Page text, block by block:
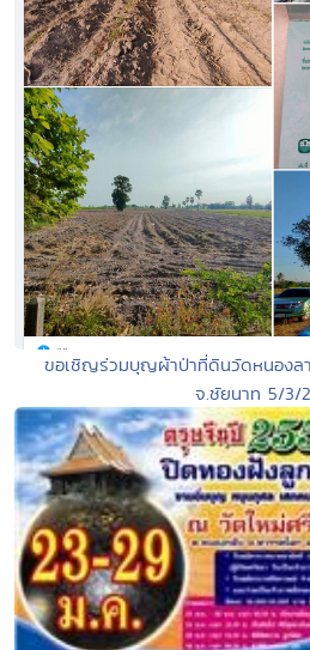
ขอเชิญร่วมบุญผ้าป่าที่ดินวัดหนองล
จ.ชัยนาท 5/3/